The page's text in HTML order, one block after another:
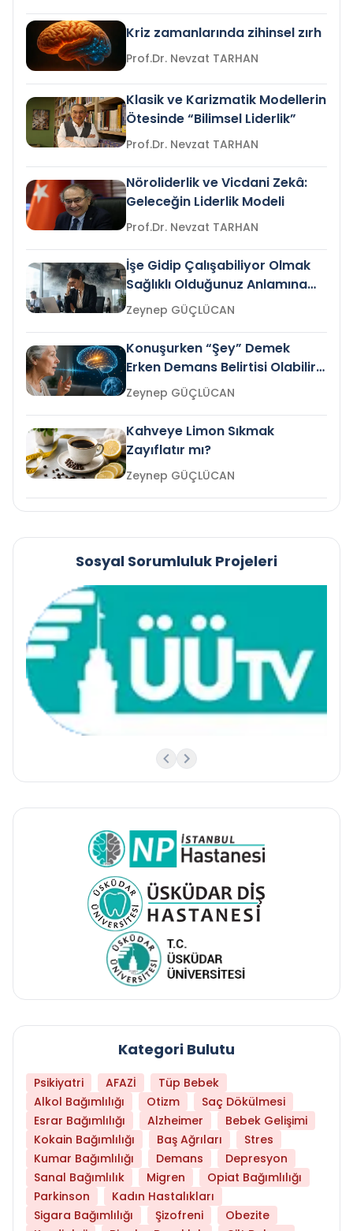
Kriz zamanlarında zihinsel zırh
Prof.Dr. Nevzat TARHAN
Klasik ve Karizmatik Modellerin
Ötesinde “Bilimsel Liderlik”
Prof.Dr. Nevzat TARHAN
Nöroliderlik ve Vicdani Zekâ:
Geleceğin Liderlik Modeli
Prof.Dr. Nevzat TARHAN
İşe Gidip Çalışabiliyor Olmak
Sağlıklı Olduğunuz Anlamına
Gelir mi?Zeynep GÜÇLÜCAN
Konuşurken “Şey” Demek
Erken Demans Belirtisi Olabilir
mi?
Zeynep GÜÇLÜCAN
Kahveye Limon Sıkmak
Zayıflatır mı?
Zeynep GÜÇLÜCAN
Sosyal Sorumluluk Projeleri
Kategori Bulutu
Psikiyatri AFAZİ
Tüp Bebek
Alkol Bağımlılığı
Otizm
Saç Dökülmesi
Esrar Bağımlılığı
Alzheimer
Bebek Gelişimi
Kokain Bağımlılığı
Baş Ağrıları
Stres
Kumar Bağımlılığı
Demans
Depresyon
Sanal Bağımlılık
Migren
Opiat Bağımlılığı
Parkinson
Kadın Hastalıkları
Sigara Bağımlılığı
Şizofreni
Obezite